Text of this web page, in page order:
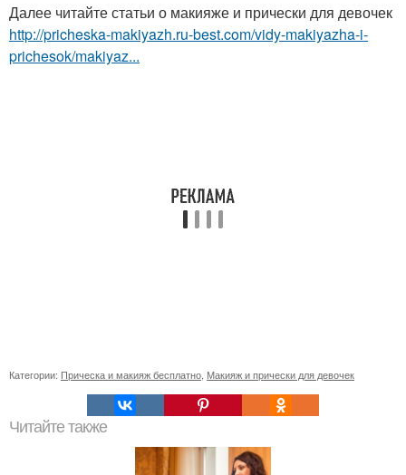
Далее читайте статьи о макияже и прически для девочек
http://pricheska-makiyazh.ru-best.com/vidy-makiyazha-i-
prichesok/makiyaz...
Категории: Прическа и макияж бесплатно Макияж и прически для девочек
Читайте также